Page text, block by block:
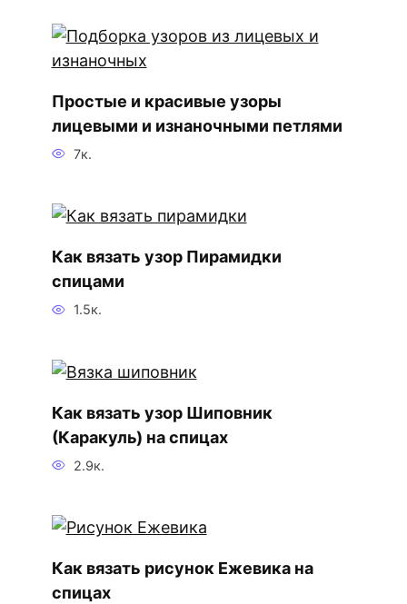
Простые и красивые узоры
лицевыми и изнаночными петлями
7к.
Как вязать узор Пирамидки
спицами
1.5к.
Как вязать узор Шиповник
(Каракуль) на спицах
2.9к.
Как вязать рисунок Ежевика на
спицах